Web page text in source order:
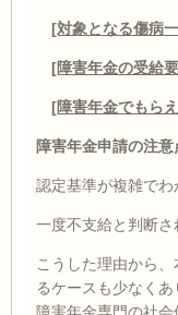
[対象となる傷病
[障害年金の受給
[障害年金でもら
障害年金申請の注意
認定基準が複雑でわ
一度不支給と判断
こうした理由から
るケースも少なく